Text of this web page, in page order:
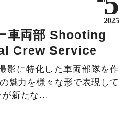
2025
車両部 Shooting
Crew Service
影に特化した車両部隊を作
魅力を様々な形で表現して
が新たな...